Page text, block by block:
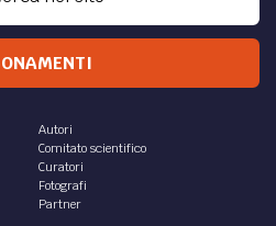
Autori
Comitato scientifico
Curatori
Fotografi
Partner